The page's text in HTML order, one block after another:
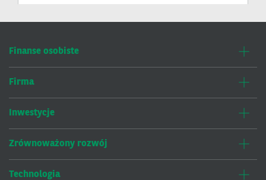
Finanse osobiste
Firma
Inwestycje
Zrównoważony rozwój
Technologia